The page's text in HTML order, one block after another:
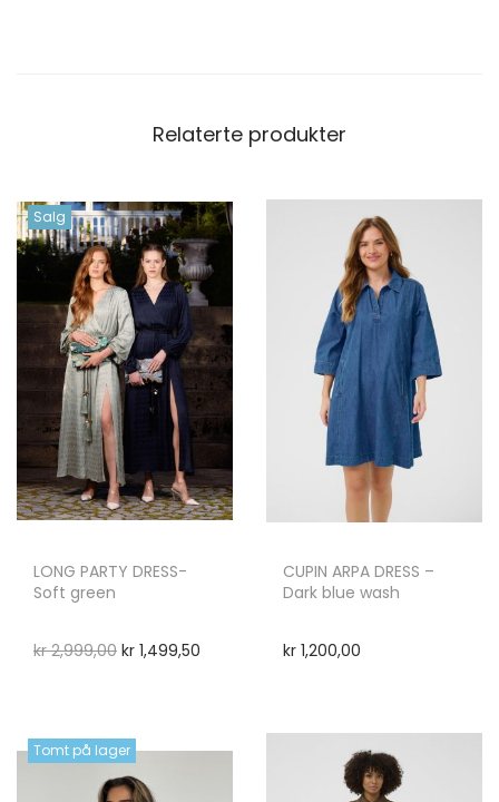
Relaterte produkter
Salg
LONG PARTY DRESS-
Soft green
kr2,999,00 kr 1,499,50
CUPIN ARPA DRESS –
Dark blue wash
kr1,200,00
Tomt på lager